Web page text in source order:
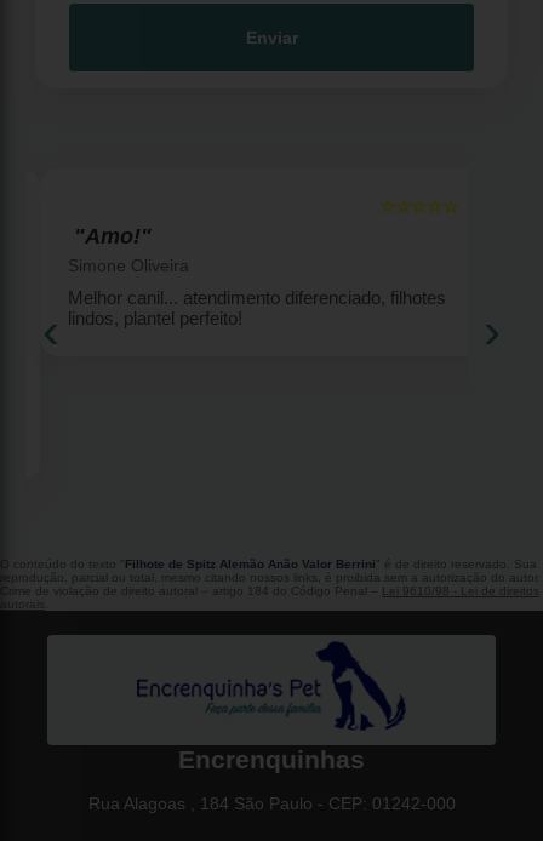
Enviar
☆☆☆☆☆
"Amo!"
Simone Oliveira
Melhor canil... atendimento diferenciado, filhotes
lindos, plantel perfeito!
‹ ›
O conteúdo do texto " Filhote de Spitz Alemão Anão Valor Berrini " é de direito reservado. Sua
reprodução, parcial ou total, mesmo citando nossos links, é proibida sem a autorização do autor.
Crime de violação de direito autoral – artigo 184 do Código Penal –
Lei 9610/98 - Lei de direitos
autorais .
Encrenquinhas
Rua Alagoas , 184 São Paulo - CEP: 01242-000